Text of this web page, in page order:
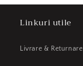
Linkuri utile
Livrare & Returnare